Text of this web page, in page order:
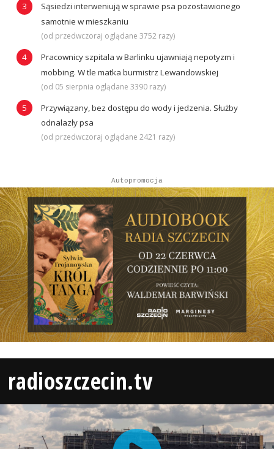
Sąsiedzi interweniują w sprawie psa pozostawionego
samotnie w mieszkaniu
(od przedwczoraj oglądane 3752 razy)
Pracownicy szpitala w Barlinku ujawniają nepotyzm i
mobbing. W tle matka burmistrz Lewandowskiej
(od 05 sierpnia oglądane 3390 razy)
Przywiązany, bez dostępu do wody i jedzenia. Służby
odnalazły psa
(od przedwczoraj oglądane 2421 razy)
Autopromocja
radioszczecin.tv